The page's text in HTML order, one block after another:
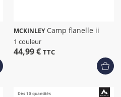
MCKINLEY Camp flanelle ii
1 couleur
44,99 € TTC
Dès 10 quantités